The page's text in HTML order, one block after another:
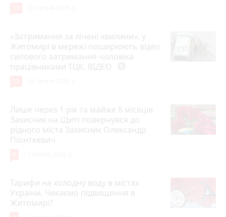
«Затримання за лічені хвилини»: у
Житомирі в мережі поширюють відео
силового затримання чоловіка
працівниками ТЦК. ВІДЕО
Лише через 1 рік та майже 8 місяців
Захисник на Щиті повернувся до
рідного міста Захисник Олександр
Піонткевич
Тарифи на холодну воду в містах
України. Чекаємо підвищення в
Житомирі?